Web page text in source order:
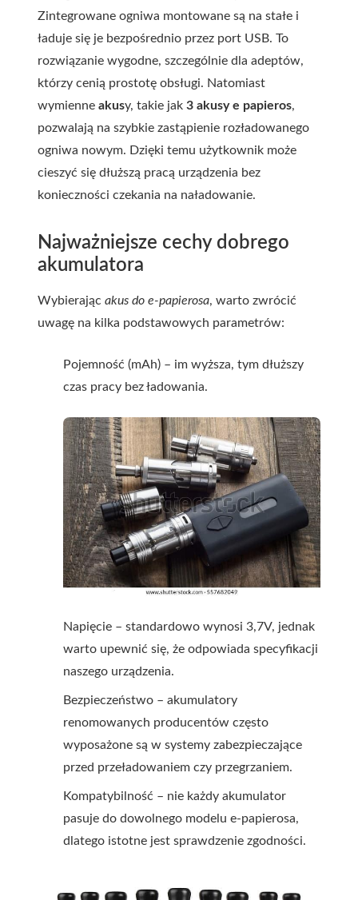
Zintegrowane ogniwa montowane są na stałe i
ładuje się je bezpośrednio przez port USB. To
rozwiązanie wygodne, szczególnie dla adeptów,
którzy cenią prostotę obsługi. Natomiast
wymienne akusy, takie jak 3 akusy e papieros,
pozwalają na szybkie zastąpienie rozładowanego
ogniwa nowym. Dzięki temu użytkownik może
cieszyć się dłuższą pracą urządzenia bez
konieczności czekania na naładowanie.
Najważniejsze cechy dobrego
akumulatora
Wybierając akus do e-papierosa, warto zwrócić
uwagę na kilka podstawowych parametrów:
Pojemność (mAh) – im wyższa, tym dłuższy
czas pracy bez ładowania.
Napięcie – standardowo wynosi 3,7V, jednak
warto upewnić się, że odpowiada specyfikacji
naszego urządzenia.
Bezpieczeństwo – akumulatory
renomowanych producentów często
wyposażone są w systemy zabezpieczające
przed przeładowaniem czy przegrzaniem.
Kompatybilność – nie każdy akumulator
pasuje do dowolnego modelu e-papierosa,
dlatego istotne jest sprawdzenie zgodności.